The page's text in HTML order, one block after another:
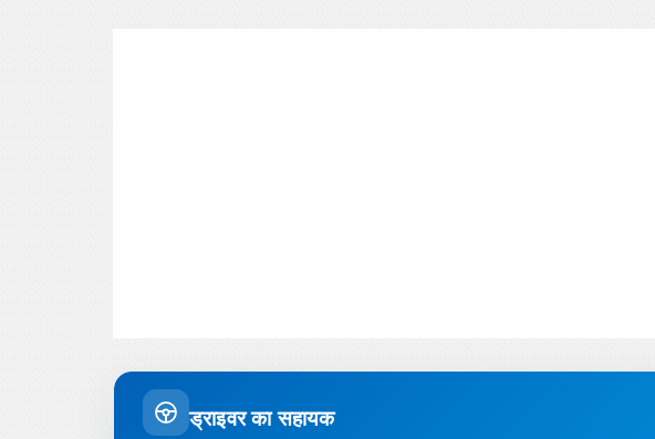
ड्राइवर का सहायक